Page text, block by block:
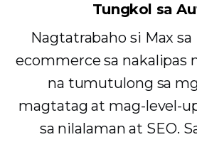
Tungkol sa
Nagtatrabaho si Max
ecommerce sa nakalipas
na tumutulong sa
magtatag at mag-level-
sa nilalaman at SEO.